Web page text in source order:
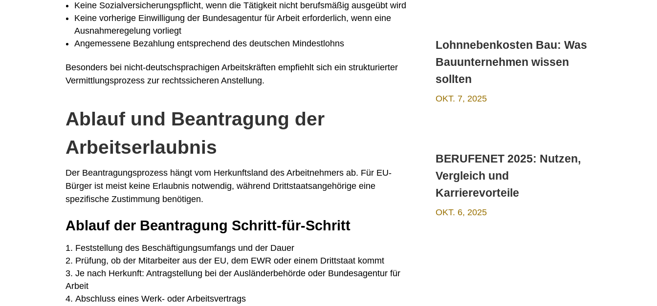
Keine Sozialversicherungspflicht, wenn die Tätigkeit nicht berufsmäßig ausgeübt wird
Keine vorherige Einwilligung der Bundesagentur für Arbeit erforderlich, wenn eine
Ausnahmeregelung vorliegt
Angemessene Bezahlung entsprechend des deutschen Mindestlohns
Besonders bei nicht-deutschsprachigen Arbeitskräften empfiehlt sich ein strukturierter
Vermittlungsprozess zur rechtssicheren Anstellung.
Ablauf und Beantragung der
Arbeitserlaubnis
Der Beantragungsprozess hängt vom Herkunftsland des Arbeitnehmers ab. Für EU-
Bürger ist meist keine Erlaubnis notwendig, während Drittstaatsangehörige eine
spezifische Zustimmung benötigen.
Ablauf der Beantragung Schritt-für-Schritt
Feststellung des Beschäftigungsumfangs und der Dauer
Prüfung, ob der Mitarbeiter aus der EU, dem EWR oder einem Drittstaat kommt
Je nach Herkunft: Antragstellung bei der Ausländerbehörde oder Bundesagentur für
Arbeit
Abschluss eines Werk- oder Arbeitsvertrags
Lohnnebenkosten Bau: Was
Bauunternehmen wissen
sollten
OKT. 7, 2025
BERUFENET 2025: Nutzen,
Vergleich und
Karrierevorteile
OKT. 6, 2025